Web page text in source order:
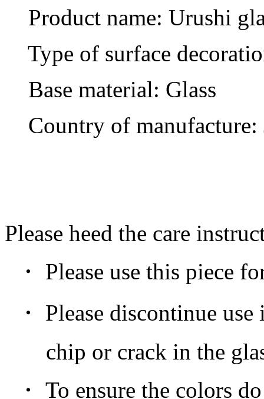
Product name: Urushi
Type of surface
Base material: Glass
Country of manufacture:
Please heed the care
・ Please use this piece
・ Please discontinue
chip or crack in the
・ To ensure the colors